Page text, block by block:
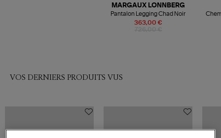
363,00 €
MARGAUX LONNBERG
Pantalon Legging Chad Noir
VOS DERNIERS PRODUITS VUS